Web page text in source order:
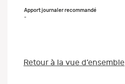
-
Retour à la vue d’ensemble